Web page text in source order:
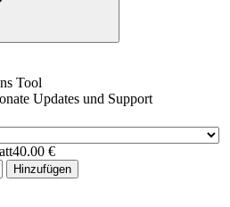
Tool
Updates und Support
40.00 €
Hinzufügen